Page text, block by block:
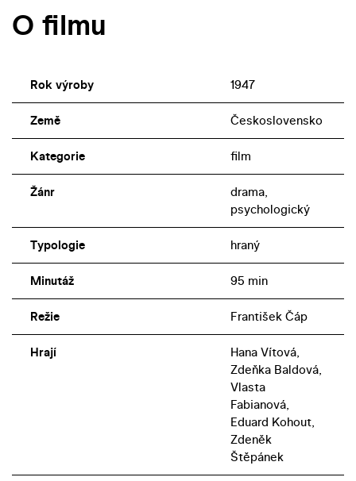
O filmu
Rok výroby 1947
Země Československo
Kategorie film
Žánr
drama,
psychologický
Typologie hraný
Minutáž 95 min
Režie František Čáp
Hrají
Hana Vítová,
Zdeňka Baldová,
Vlasta
Fabianová,
Eduard Kohout,
Zdeněk
Štěpánek